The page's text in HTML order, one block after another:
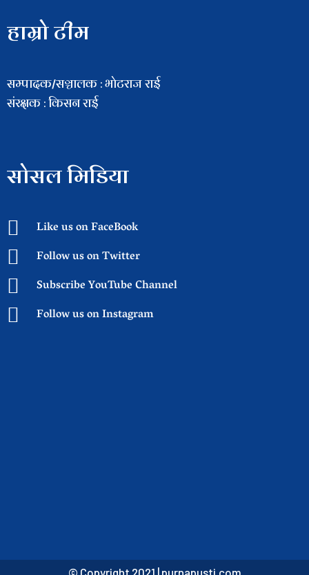
हाम्रो टीम
सम्पादक/सञ्चालक : भाेटराज राई
संरक्षक : किसन राई
सोसल मिडिया
Like us on FaceBook
Follow us on Twitter
Subscribe YouTube Channel
Follow us on Instagram
© Copyright 2021 | purnapusti.com